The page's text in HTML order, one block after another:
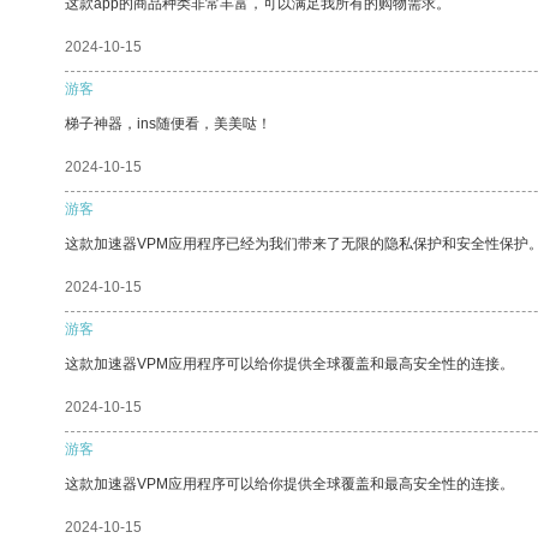
这款app的商品种类非常丰富，可以满足我所有的购物需求。
2024-10-15
游客
梯子神器，ins随便看，美美哒！
2024-10-15
游客
这款加速器VPM应用程序已经为我们带来了无限的隐私保护和安全性保护
2024-10-15
游客
这款加速器VPM应用程序可以给你提供全球覆盖和最高安全性的连接。
2024-10-15
游客
这款加速器VPM应用程序可以给你提供全球覆盖和最高安全性的连接。
2024-10-15